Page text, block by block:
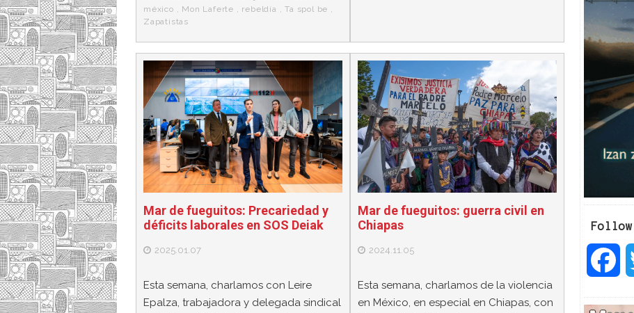
méxico
Mon Laferte rebeldía ,Ta spol be
Zapatistas
Mar de fueguitos: Precariedad y
déficits laborales en SOS Deiak
2025.01.07
Esta semana, charlamos con Leire
Epalza, trabajadora y delegada sindical
Mar de fueguitos: guerra civil en
Chiapas
2024.11.05
Esta semana, charlamos de la violencia
en México, en especial en Chiapas, con